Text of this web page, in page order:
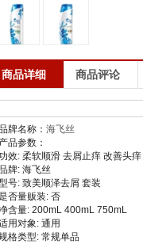
商品详细 商品评论
牌名称： 海飞丝
产品参数：
效: 柔软顺滑 去屑止痒 改善头
牌: 海飞丝
号: 致美顺泽去屑 套装
否量贩装: 否
含量: 200mL 400mL 750mL
用对象: 通用
格类型: 常规单品